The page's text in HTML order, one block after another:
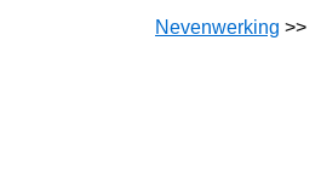
Nevenwerking >>